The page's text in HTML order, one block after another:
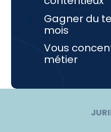
Gagner du
mois
Vous
métier